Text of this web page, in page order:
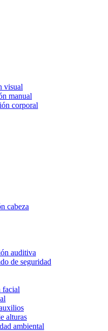
visual
manual
corporal
cabeza
auditiva
de seguridad
facial
alturas
ambiental